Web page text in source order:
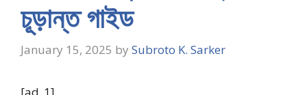
চূড়ান্ত গাইড
January 15, 2025 by Subroto K. Sarker